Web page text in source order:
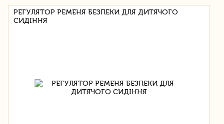
РЕГУЛЯТОР РЕМЕНЯ БЕЗПЕКИ ДЛЯ ДИТЯЧОГО
СИДІННЯ